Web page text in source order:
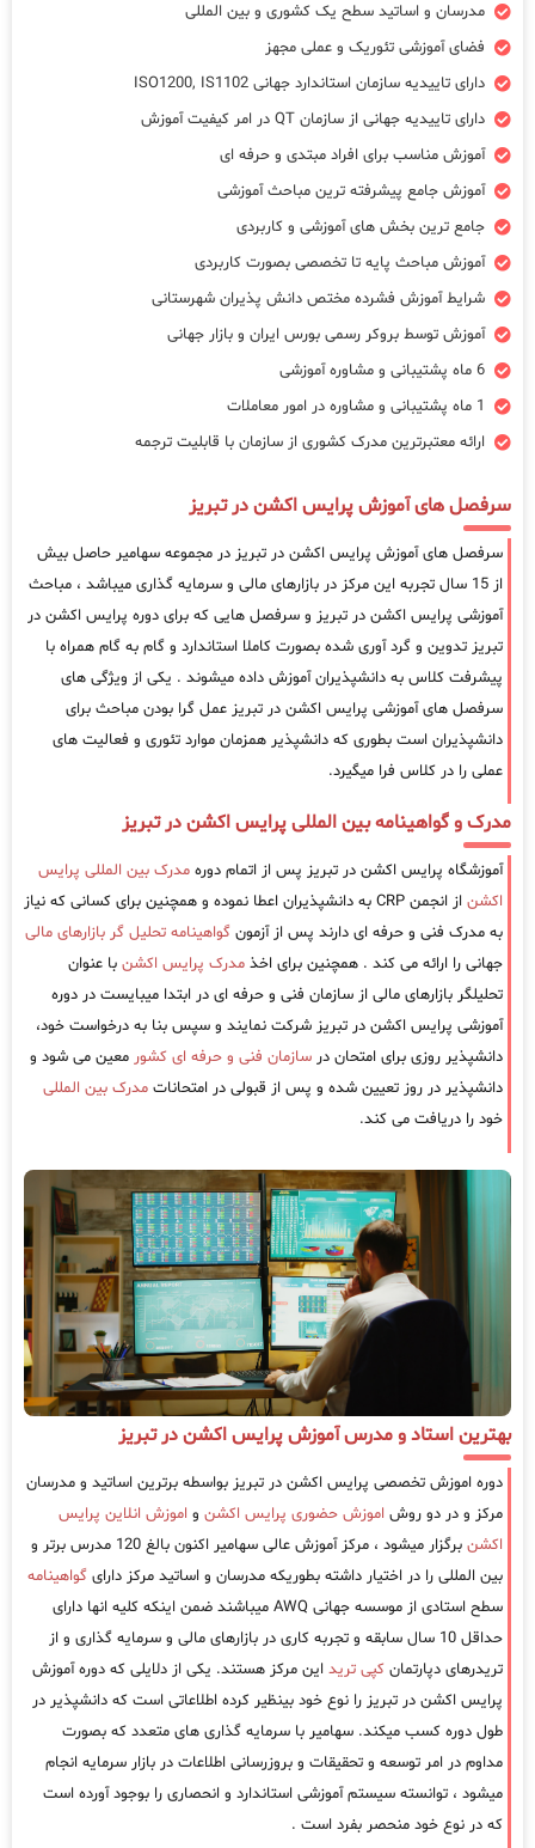
مدرسان و اساتید سطح یک کشوری و بین المللی
فضای آموزشی تئوریک و عملی مجهز
دارای تاییدیه سازمان استاندارد جهانی ISO1200, IS1102
دارای تاییدیه جهانی از سازمان QT در امر کیفیت آموزش
آموزش مناسب برای افراد مبتدی و حرفه ای
آموزش جامع پیشرفته ترین مباحث آموزشی
جامع ترین بخش های آموزشی و کاربردی
آموزش مباحث پایه تا تخصصی بصورت کاربردی
شرایط آموزش فشرده مختص دانش پذیران شهرستانی
آموزش توسط بروکر رسمی بورس ایران و بازار جهانی
6 ماه پشتیبانی و مشاوره آموزشی
1 ماه پشتیبانی و مشاوره در امور معاملات
ارائه معتبرترین مدرک کشوری از سازمان با قابلیت ترجمه
سرفصل های آموزش پرایس اکشن در تبریز
سرفصل های آموزش پرایس اکشن در تبریز در مجموعه سهامیر حاصل بیش
از 15 سال تجربه این مرکز در بازارهای مالی و سرمایه گذاری میباشد ، مباحث
آموزشی پرایس اکشن در تبریز و سرفصل هایی که برای دوره پرایس اکشن در
تبریز تدوین و گرد آوری شده بصورت کاملا استاندارد و گام به گام همراه با
پیشرفت کلاس به دانشپذیران آموزش داده میشوند . یکی از ویژگی های
سرفصل های آموزشی پرایس اکشن در تبریز عمل گرا بودن مباحث برای
دانشپذیران است بطوری که دانشپذیر همزمان موارد تئوری و فعالیت های
عملی را در کلاس فرا میگیرد.
مدرک و گواهینامه بین المللی پرایس اکشن در تبریز
آموزشگاه پرایس اکشن در تبریز پس از اتمام دوره مدرک بین المللی پرایس
اکشن
از انجمن CRP به دانشپذیران اعطا نموده و همچنین برای کسانی که نیاز
به مدرک فنی و حرفه ای دارند پس از آزمون گواهینامه تحلیل گر بازارهای مالی
جهانی را ارائه می کند . همچنین برای اخذ مدرک پرایس اکشن با عنوان
تحلیلگر بازارهای مالی از سازمان فنی و حرفه ای در ابتدا میبایست در دوره
آموزشی پرایس اکشن در تبریز شرکت نمایند و سپس بنا به درخواست خود،
دانشپذیر روزی برای امتحان در سازمان فنی و حرفه ای کشور معین می شود و
دانشپذیر در روز تعیین شده و پس از قبولی در امتحانات مدرک بین المللی
خود را دریافت می کند.
بهترین استاد و مدرس آموزش پرایس اکشن در تبریز
دوره اموزش تخصصی پرایس اکشن در تبریز بواسطه برترین اساتید و مدرسان
مرکز و در دو روش اموزش حضوری پرایس اکشن و اموزش انلاین پرایس
اکشن
برگزار میشود ، مرکز آموزش عالی سهامیر اکنون بالغ 120 مدرس برتر و
بین المللی را در اختیار داشته بطوریکه مدرسان و اساتید مرکز دارای گواهینامه
سطح استادی از موسسه جهانی AWQ میباشند ضمن اینکه کلیه انها دارای
حداقل 10 سال سابقه و تجربه کاری در بازارهای مالی و سرمایه گذاری و از
تریدرهای دپارتمان کپی ترید این مرکز هستند. یکی از دلایلی که دوره آموزش
پرایس اکشن در تبریز را نوع خود بینظیر کرده اطلاعاتی است که دانشپذیر در
طول دوره کسب میکند. سهامیر با سرمایه گذاری های متعدد که بصورت
مداوم در امر توسعه و تحقیقات و بروزرسانی اطلاعات در بازار سرمایه انجام
میشود ، توانسته سیستم آموزشی استاندارد و انحصاری را بوجود آورده است
که در نوع خود منحصر بفرد است .